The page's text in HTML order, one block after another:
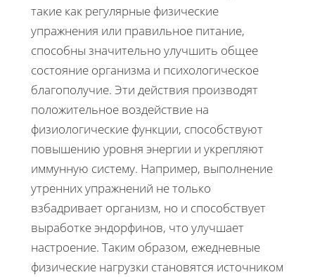
такие как регулярные физические
упражнения или правильное питание,
способны значительно улучшить общее
состояние организма и психологическое
благополучие. Эти действия производят
положительное воздействие на
физиологические функции, способствуют
повышению уровня энергии и укрепляют
иммунную систему. Например, выполнение
утренних упражнений не только
взбадривает организм, но и способствует
выработке эндорфинов, что улучшает
настроение. Таким образом, ежедневные
физические нагрузки становятся источником